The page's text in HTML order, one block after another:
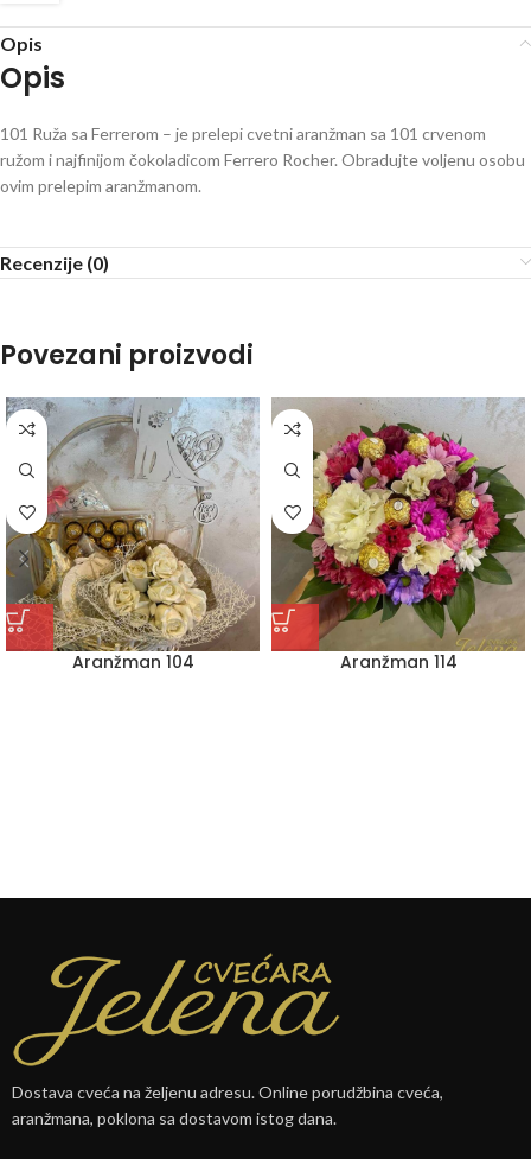
Opis
Opis
101 Ruža sa Ferrerom – je prelepi cvetni aranžman sa 101 crvenom
ružom i najfinijom čokoladicom Ferrero Rocher. Obradujte voljenu osobu
ovim prelepim aranžmanom.
Recenzije (0)
Povezani proizvodi
Aranžman 104 Aranžman 114
Dostava cveća na željenu adresu. Online porudžbina cveća,
aranžmana, poklona sa dostavom istog dana.